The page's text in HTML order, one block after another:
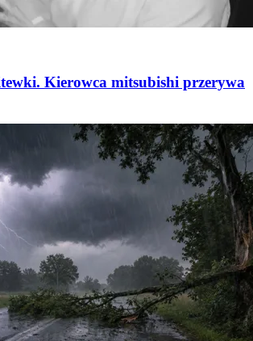
Kierowca mitsubishi przerywa